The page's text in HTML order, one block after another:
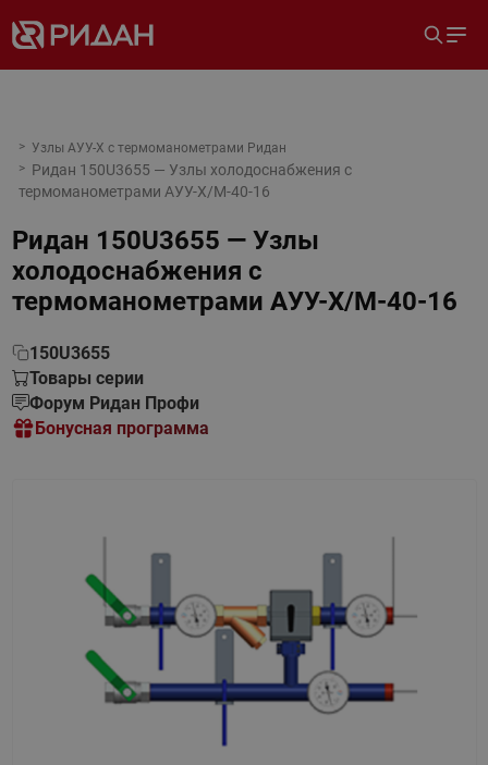
Узлы АУУ-Х с термоманометрами Ридан
Ридан 150U3655 — Узлы холодоснабжения с
термоманометрами АУУ-Х/М-40-16
Ридан 150U3655 — Узлы
холодоснабжения с
термоманометрами АУУ-Х/М-40-16
150U3655
Товары серии
Форум Ридан Профи
Бонусная программа
Назад